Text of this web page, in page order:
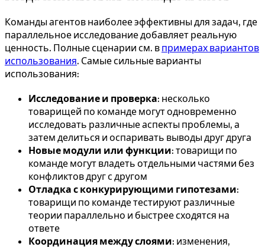
Команды агентов наиболее эффективны для задач, где
параллельное исследование добавляет реальную
ценность. Полные сценарии см. в примерах вариантов
использования. Самые сильные варианты
использования:
Исследование и проверка: несколько
товарищей по команде могут одновременно
исследовать различные аспекты проблемы, а
затем делиться и оспаривать выводы друг друга
Новые модули или функции: товарищи по
команде могут владеть отдельными частями без
конфликтов друг с другом
Отладка с конкурирующими гипотезами:
товарищи по команде тестируют различные
теории параллельно и быстрее сходятся на
ответе
Координация между слоями: изменения,